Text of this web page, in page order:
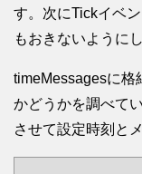
す。次にTickイベ
もおきないように
timeMessagesに格
かどうかを調べて
させて設定時刻と